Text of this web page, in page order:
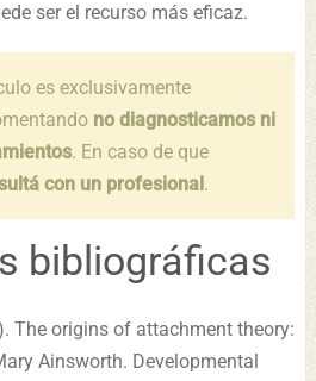
ser el recurso más eficaz.
es exclusivamente
no diagnosticamos ni
. En caso de que
con un profesional .
bibliográficas
The origins of attachment theory:
Ainsworth. Developmental